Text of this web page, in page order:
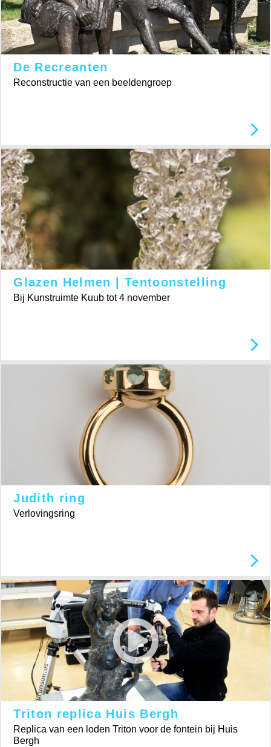
De Recreanten
Reconstructie van een beeldengroep
Glazen Helmen | Tentoonstelling
Bij Kunstruimte Kuub tot 4 november
Judith ring
Verlovingsring
Triton replica Huis Bergh
Replica van een loden Triton voor de fontein bij Huis
Bergh